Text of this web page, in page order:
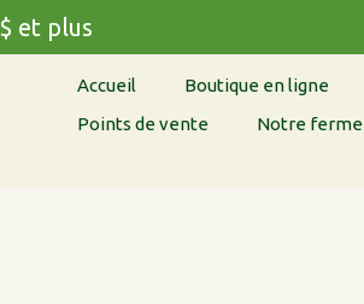
et plus
Accueil Boutique en ligne
Points de vente
Notre ferme